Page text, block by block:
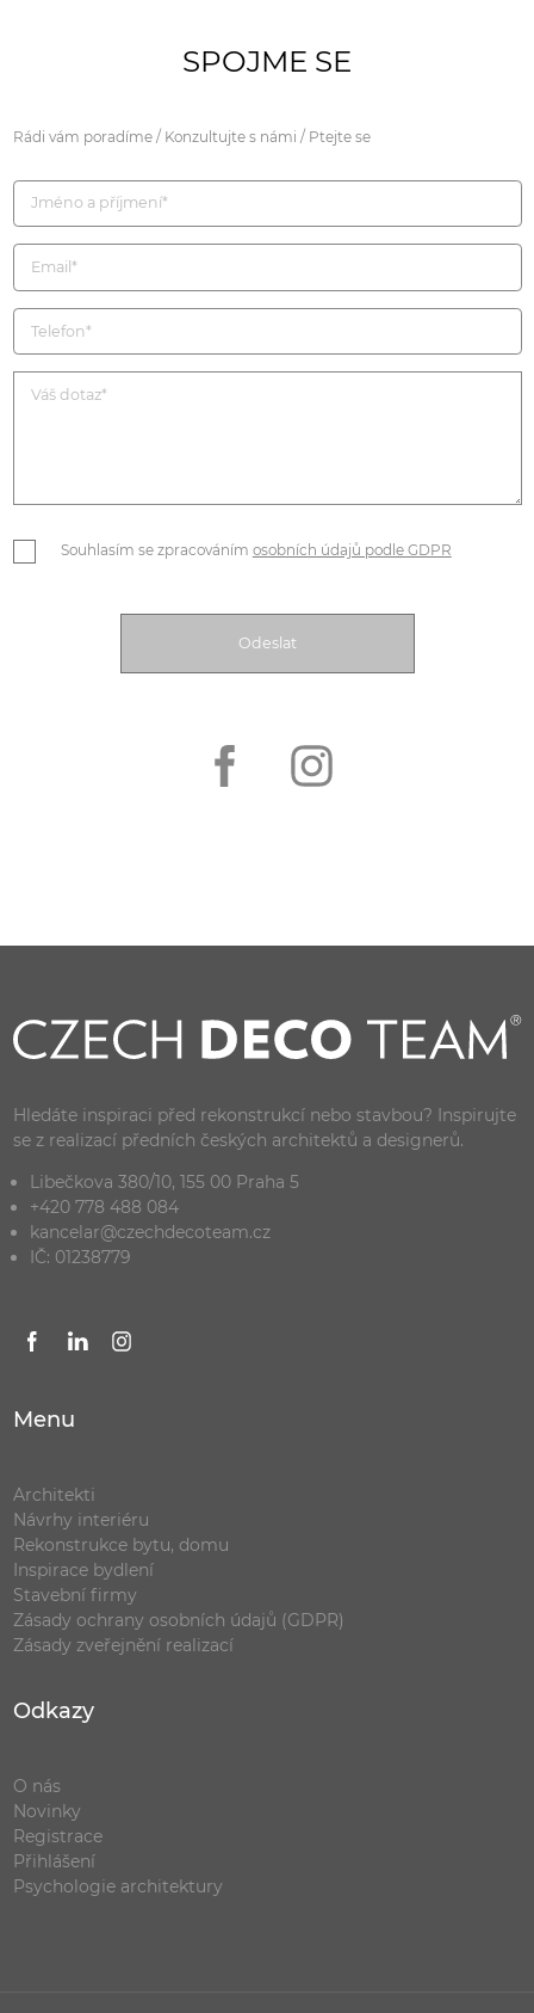
SPOJME SE
Rádi vám poradíme / Konzultujte s námi / Ptejte se
Souhlasím se zpracováním osobních údajů podle GDPR
Hledáte inspiraci před rekonstrukcí nebo stavbou? Inspirujte
se z realizací předních českých architektů a designerů.
Libečkova 380/10, 155 00 Praha 5
+420 778 488 084
kancelar@czechdecoteam.cz
IČ: 01238779
Menu
Architekti
Návrhy interiéru
Rekonstrukce bytu, domu
Inspirace bydlení
Stavební firmy
Zásady ochrany osobních údajů (GDPR)
Zásady zveřejnění realizací
Odkazy
O nás
Novinky
Registrace
Přihlášení
Psychologie architektury